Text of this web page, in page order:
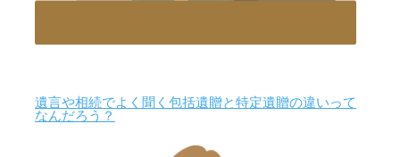
遺言や相続でよく聞く包括遺贈と特定遺贈の違いって
なんだろう？